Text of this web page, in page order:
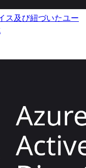
ス及び紐づいたユー